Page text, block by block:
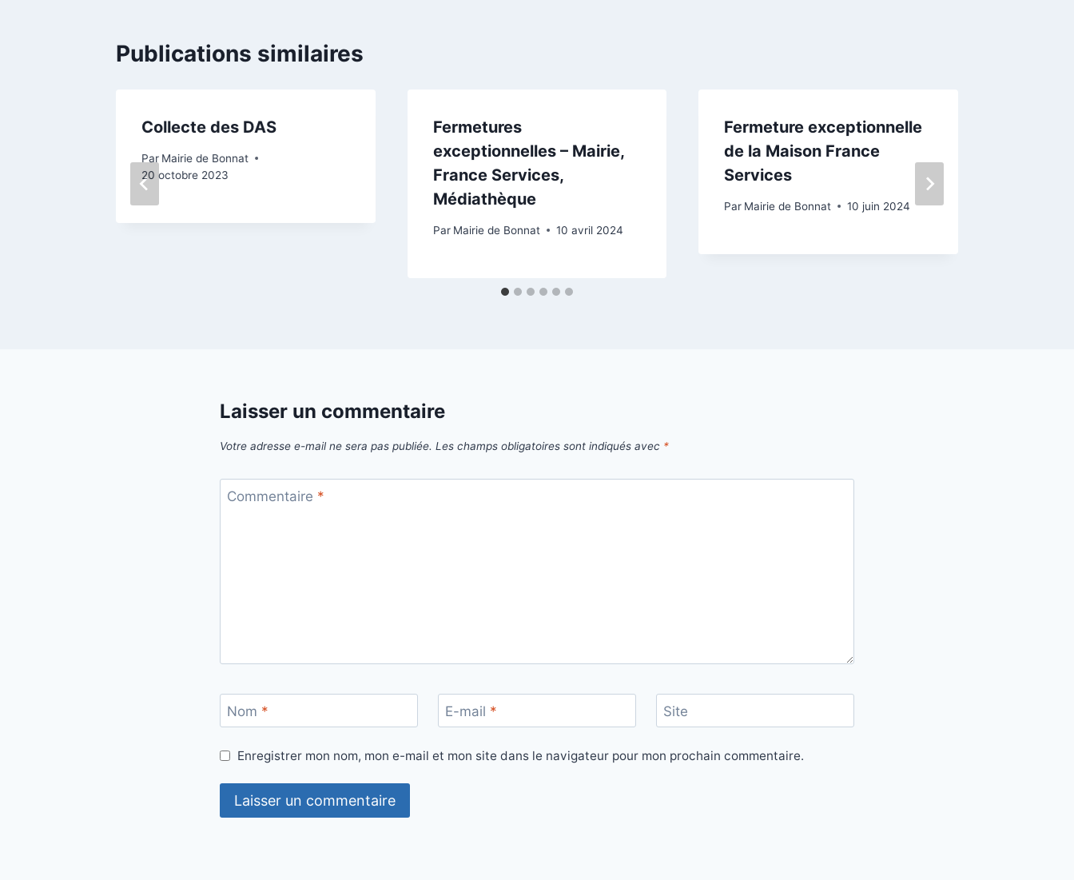
Publications similaires
Collecte des DAS
Par Mairie de Bonnat
20 octobre 2023
Fermetures
exceptionnelles – Mairie,
France Services,
Médiathèque
Par Mairie de Bonnat 10 avril 2024
Fermeture exceptionnelle
de la Maison France
Services
Par Mairie de Bonnat 10 juin 2024
Laisser un commentaire
Votre adresse e-mail ne sera pas publiée. Les champs obligatoires sont indiqués avec *
Commentaire *
Nom * E-mail * Site
Enregistrer mon nom, mon e-mail et mon site dans le navigateur pour mon prochain commentaire.